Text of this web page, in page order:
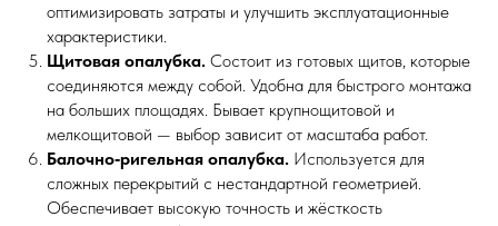
оптимизировать затраты и улучшить эксплуатационные
характеристики.
Щитовая опалубка. Состоит из готовых щитов, которые
соединяются между собой. Удобна для быстрого монтажа
на больших площадях. Бывает крупнощитовой и
мелкощитовой — выбор зависит от масштаба работ.
Балочно‑ригельная опалубка. Используется для
сложных перекрытий с нестандартной геометрией.
Обеспечивает высокую точность и жёсткость